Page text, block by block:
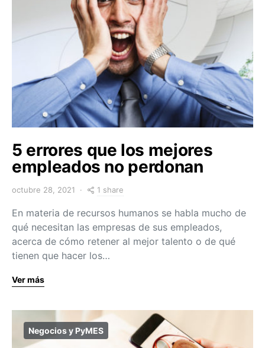
5 errores que los mejores
empleados no perdonan
octubre 28, 2021 1 share
En materia de recursos humanos se habla mucho de
qué necesitan las empresas de sus empleados,
acerca de cómo retener al mejor talento o de qué
tienen que hacer los…
Ver más
Negocios y PyMES